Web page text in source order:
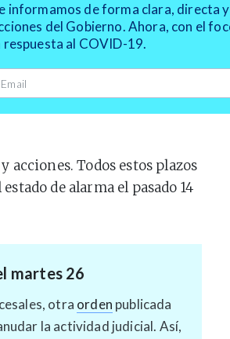
informamos de forma clara, directa
del Gobierno. Ahora, con el
respuesta al COVID-19.
de correo
acciones. Todos estos plazos
de alarma el pasado 14
martes 26
otra orden publicada
la actividad judicial. Así,